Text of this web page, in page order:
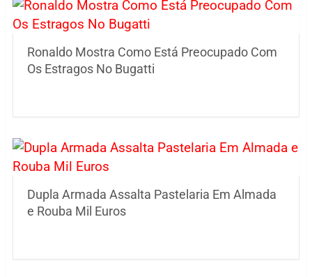
Ronaldo Mostra Como Está Preocupado Com
Os Estragos No Bugatti
Dupla Armada Assalta Pastelaria Em Almada
e Rouba Mil Euros